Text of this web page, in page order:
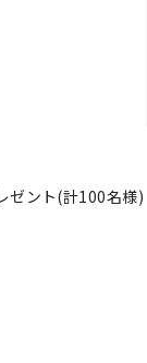
ント(計100名